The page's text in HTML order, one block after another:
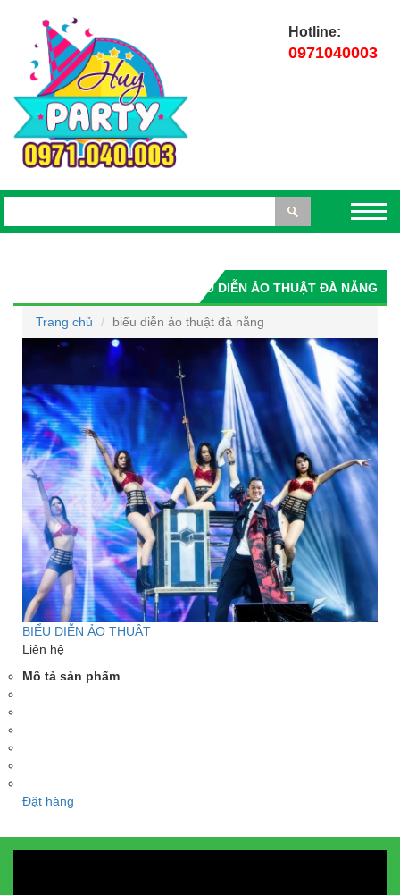
Hotline:
0971040003
BIỂU DIỄN ẢO THUẬT ĐÀ NẴNG
Trang chủ biểu diễn ảo thuật đà nẵng
BIỂU DIỄN ẢO THUẬT
Liên hệ
Mô tả sản phẩm
Đặt hàng